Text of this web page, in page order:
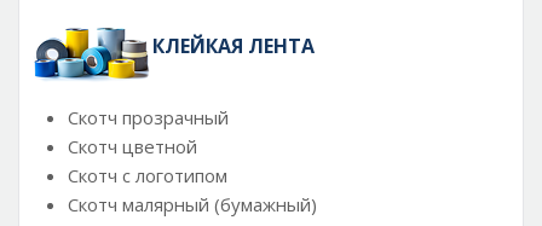
КЛЕЙКАЯ ЛЕНТА
Скотч прозрачный
Скотч цветной
Скотч с логотипом
Скотч малярный (бумажный)